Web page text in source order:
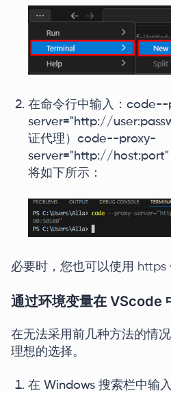
在命令行中输入：
server="http://
证代理）code--proxy-
server="http://host:port"
将如下所示：
必要时，您也可以使用 https
通过环境变量在 VScode
在无法采用前几种方法的情
理想的选择。
在 Windows 搜索栏中输